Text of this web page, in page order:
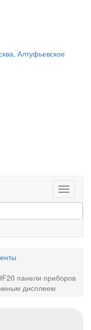
Алтуфьевское
Меню
панели приборов
дисплеем